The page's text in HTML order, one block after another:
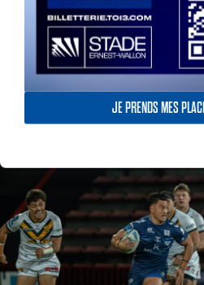
JE PRENDS MES